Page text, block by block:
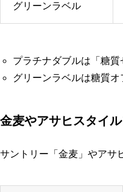
グリーンラベル
プラチナダブルは「糖
グリーンラベルは糖質
金麦やアサヒスタイ
サントリー「金麦」やアサ